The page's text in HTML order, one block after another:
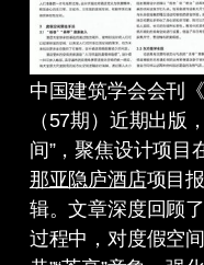
中国建筑学会会刊
（57期）近期出版
间”，聚焦设计项目
那亚隐庐酒店项目
辑。文章深度回顾
过程中，对度假空